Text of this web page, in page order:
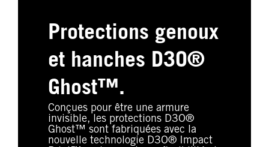
Protections genoux
et hanches D3O®
Ghost™.
Conçues pour être une armure
invisible, les protections D3O®
Ghost™ sont fabriquées avec la
nouvelle technologie D3O® Impact